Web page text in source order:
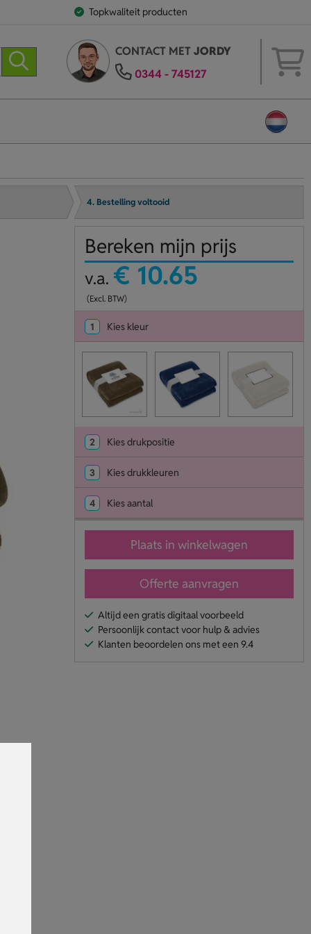
Topkwaliteit producten
CONTACT METJORDY
0344 - 745127
4. Bestelling voltooid
Bereken mijn prijs
v.a. € 10.65
(Excl. BTW)
1 Kies kleur
2 Kies drukpositie
3 Kies drukkleuren
4 Kies aantal
Plaats in winkelwagen
Offerte aanvragen
Altijd een gratis digitaal voorbeeld
Persoonlijk contact voor hulp & advies
Klanten beoordelen ons met een 9.4